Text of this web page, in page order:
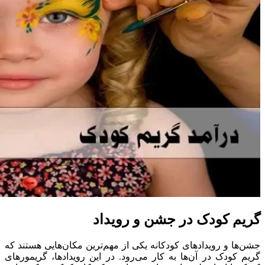
گریم کودک در جشن‌ و رویداد
جشن‌ها و رویدادهای کودکانه یکی از مهم‌ترین مکان‌هایی هستند که
گریم کودک در آن‌ها به کار می‌رود. در این رویدادها، گریمورهای